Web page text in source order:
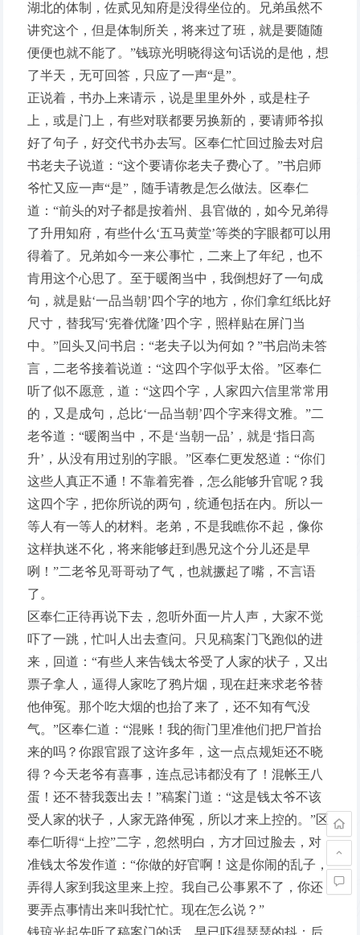
湖北的体制，佐贰见知府是没得坐位的。兄弟虽然不
讲究这个，但是体制所关，将来过了班，就是要随随
便便也就不能了。”钱琼光明晓得这句话说的是他，想
了半天，无可回答，只应了一声“是”。
正说着，书办上来请示，说是里里外外，或是柱子
上，或是门上，有些对联都要另换新的，要请师爷拟
好了句子，好交代书办去写。区奉仁忙回过脸去对启
书老夫子说道：“这个要请你老夫子费心了。”书启师
爷忙又应一声“是”，随手请教是怎么做法。区奉仁
道：“前头的对子都是按着州、县官做的，如今兄弟得
了升用知府，有些什么‘五马黄堂’等类的字眼都可以用
得着了。兄弟如今一来公事忙，二来上了年纪，也不
肯用这个心思了。至于暖阁当中，我倒想好了一句成
句，就是贴‘一品当朝’四个字的地方，你们拿红纸比好
尺寸，替我写‘宪眷优隆’四个字，照样贴在屏门当
中。”回头又问书启：“老夫子以为何如？”书启尚未答
言，二老爷接着说道：“这四个字似乎太俗。”区奉仁
听了似不愿意，道：“这四个字，人家四六信里常常用
的，又是成句，总比‘一品当朝’四个字来得文雅。”二
老爷道：“暖阁当中，不是‘当朝一品’，就是‘指日高
升’，从没有用过别的字眼。”区奉仁更发怒道：“你们
这些人真正不通！不靠着宪眷，怎么能够升官呢？我
这四个字，把你所说的两句，统通包括在内。所以一
等人有一等人的材料。老弟，不是我瞧你不起，像你
这样执迷不化，将来能够赶到愚兄这个分儿还是早
咧！”二老爷见哥哥动了气，也就撅起了嘴，不言语
了。
区奉仁正待再说下去，忽听外面一片人声，大家不觉
吓了一跳，忙叫人出去查问。只见稿案门飞跑似的进
来，回道：“有些人来告钱太爷受了人家的状子，又出
票子拿人，逼得人家吃了鸦片烟，现在赶来求老爷替
他伸冤。那个吃大烟的也抬了来了，还不知有气没
气。”区奉仁道：“混账！我的衙门里准他们把尸首抬
来的吗？你跟官跟了这许多年，这一点点规矩还不晓
得？今天老爷有喜事，连点忌讳都没有了！混帐王八
蛋！还不替我轰出去！”稿案门道：“这是钱太爷不该
受人家的状子，人家无路伸冤，所以才来上控的。”区
奉仁听得“上控”二字，忽然明白，方才回过脸去，对
准钱太爷发作道：“你做的好官啊！这是你闹的乱子，
弄得人家到我这里来上控。我自己公事累不了，你还
要弄点事情出来叫我忙忙。现在怎么说？”
钱琼光起先听了稿案门的话，早已吓得瑟瑟的抖；后